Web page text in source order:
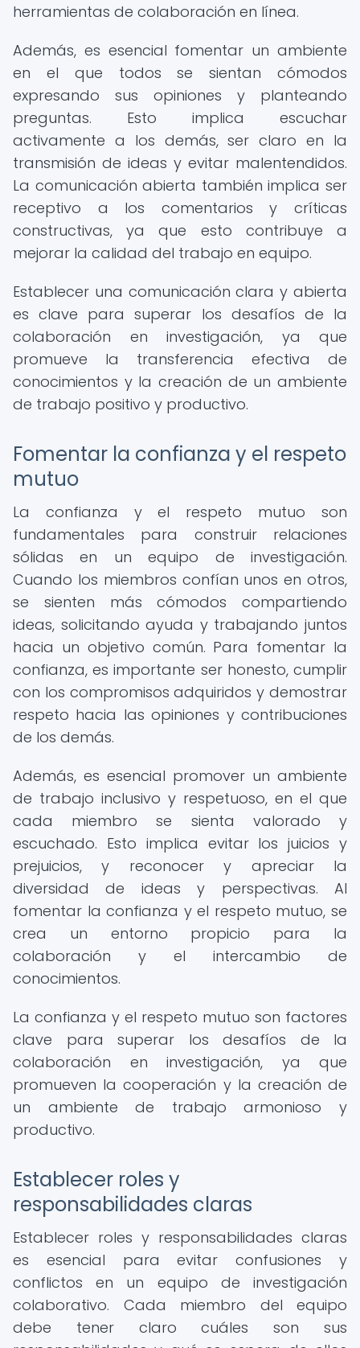
herramientas de colaboración en línea.
Además, es esencial fomentar un ambiente
en el que todos se sientan cómodos
expresando sus opiniones y planteando
preguntas. Esto implica escuchar
activamente a los demás, ser claro en la
transmisión de ideas y evitar malentendidos.
La comunicación abierta también implica ser
receptivo a los comentarios y críticas
constructivas, ya que esto contribuye a
mejorar la calidad del trabajo en equipo.
Establecer una comunicación clara y abierta
es clave para superar los desafíos de la
colaboración en investigación, ya que
promueve la transferencia efectiva de
conocimientos y la creación de un ambiente
de trabajo positivo y productivo.
Fomentar la confianza y el respeto
mutuo
La confianza y el respeto mutuo son
fundamentales para construir relaciones
sólidas en un equipo de investigación.
Cuando los miembros confían unos en otros,
se sienten más cómodos compartiendo
ideas, solicitando ayuda y trabajando juntos
hacia un objetivo común. Para fomentar la
confianza, es importante ser honesto, cumplir
con los compromisos adquiridos y demostrar
respeto hacia las opiniones y contribuciones
de los demás.
Además, es esencial promover un ambiente
de trabajo inclusivo y respetuoso, en el que
cada miembro se sienta valorado y
escuchado. Esto implica evitar los juicios y
prejuicios, y reconocer y apreciar la
diversidad de ideas y perspectivas. Al
fomentar la confianza y el respeto mutuo, se
crea un entorno propicio para la
colaboración y el intercambio de
conocimientos.
La confianza y el respeto mutuo son factores
clave para superar los desafíos de la
colaboración en investigación, ya que
promueven la cooperación y la creación de
un ambiente de trabajo armonioso y
productivo.
Establecer roles y
responsabilidades claras
Establecer roles y responsabilidades claras
es esencial para evitar confusiones y
conflictos en un equipo de investigación
colaborativo. Cada miembro del equipo
debe tener claro cuáles son sus